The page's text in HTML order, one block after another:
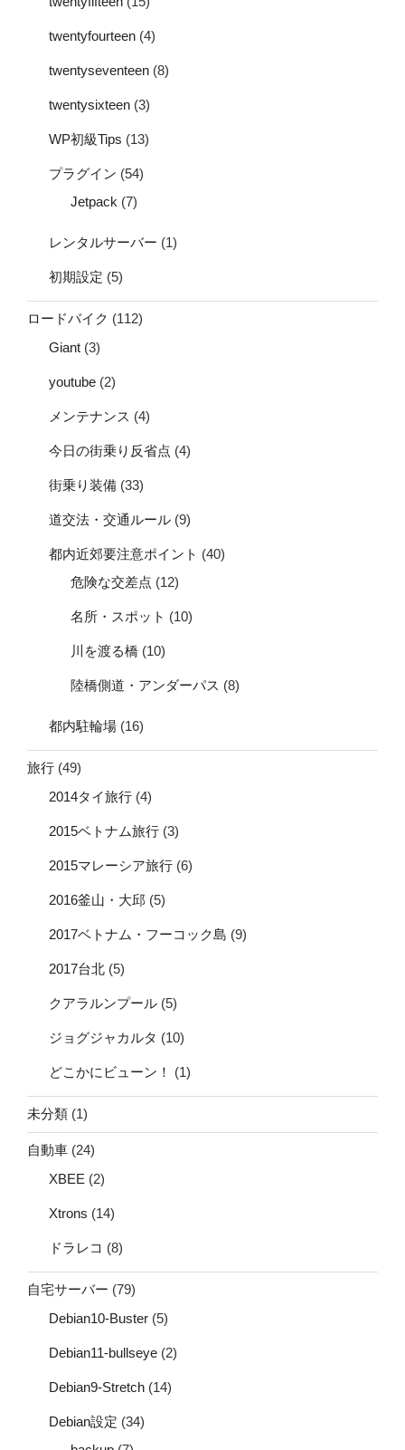
twentyfourteen (4)
twentyseventeen (8)
twentysixteen (3)
WP初級Tips (13)
プラグイン (54)
Jetpack (7)
レンタルサーバー (1)
初期設定 (5)
ロードバイク (112)
Giant (3)
youtube (2)
メンテナンス (4)
今日の街乗り反省点 (4)
街乗り装備 (33)
道交法・交通ルール (9)
都内近郊要注意ポイント (40)
危険な交差点 (12)
名所・スポット (10)
川を渡る橋 (10)
陸橋側道・アンダーパス (8)
都内駐輪場 (16)
旅行 (49)
2014タイ旅行 (4)
2015ベトナム旅行 (3)
2015マレーシア旅行 (6)
2016釜山・大邱 (5)
2017ベトナム・フーコック島 (9)
2017台北 (5)
クアラルンプール (5)
ジョグジャカルタ (10)
どこかにビューン！ (1)
未分類 (1)
自動車 (24)
XBEE (2)
Xtrons (14)
ドラレコ (8)
自宅サーバー (79)
Debian10-Buster (5)
Debian11-bullseye (2)
Debian9-Stretch (14)
Debian設定 (34)